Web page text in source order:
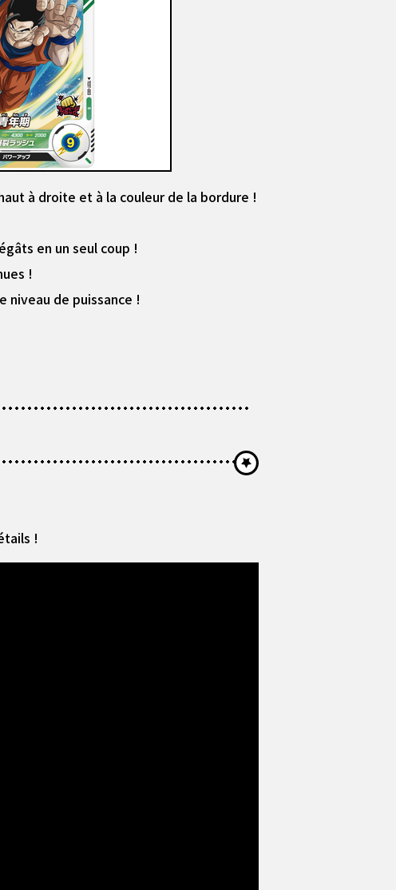
à droite et à la couleur de la bordure !
en un seul coup !
!
niveau de puissance !
!